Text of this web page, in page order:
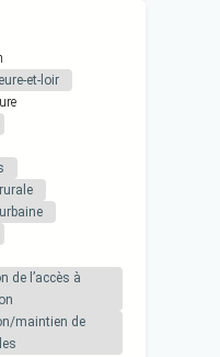
eure-et-loir
de l’accès à
maintien de